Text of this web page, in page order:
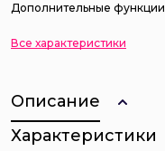
Дополнительные функции
Все характеристики
Описание
Характеристики